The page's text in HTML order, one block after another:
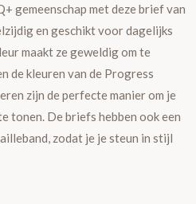
gemeenschap met deze brief van
en geschikt voor dagelijks
maakt ze geweldig om te
de kleuren van de Progress
zijn de perfecte manier om je
tonen. De briefs hebben ook een
zodat je je steun in stijl